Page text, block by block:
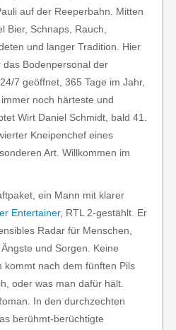
auf der Reeperbahn. Mitten
Bier, Schnaps, Rauch,
und langer Tradition. Hier
Bodenpersonal der
7 geöffnet, 365 Tage im Jahr,
noch härteste und
Wirt Daniel Schmidt, bald 41.
Kneipenchef eines
Art. Willkommen im
ein Mann mit klarer
Entertainer, RTL 2-gestählt. Er
Radar für Menschen,
und Sorgen. Keine
kommt nach dem fünften Pils
oder was man dafür hält.
In den durchzechten
berühmt-berüchtigte